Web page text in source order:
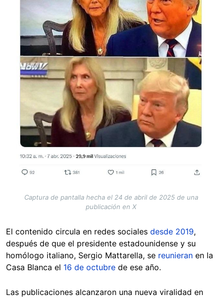
Captura de pantalla hecha el 24 de abril de 2025 de una
publicación en X
El contenido circula en redes sociales desde 2019,
después de que el presidente estadounidense y su
homólogo italiano, Sergio Mattarella, se reunieran en la
Casa Blanca el 16 de octubre de ese año.
Las publicaciones alcanzaron una nueva viralidad en